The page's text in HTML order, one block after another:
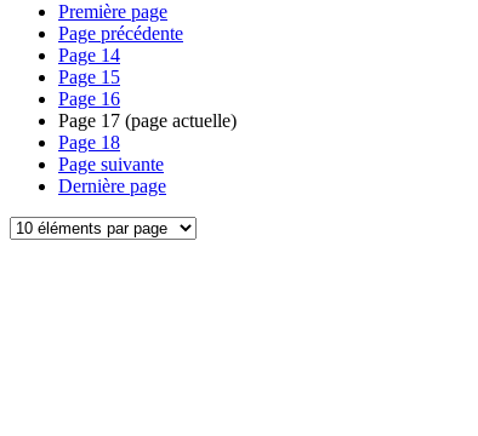
Première page
Page précédente
Page 14
Page 15
Page 16
Page 17 (page actuelle)
Page 18
Page suivante
Dernière page